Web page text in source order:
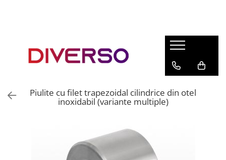
ASA
Piulite cu filet trapezoidal cilindrice din otel
inoxidabil (variante multiple)